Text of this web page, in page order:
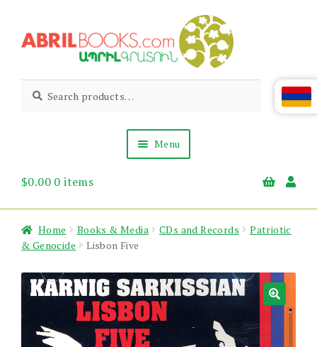
to
to
Abril
Books
Living
Armenian
for:
Menu
About Us
News & Events
$0.00 0 items
Home Books & Media CDs and Records
Patriotic
& Genocide
Lisbon Five